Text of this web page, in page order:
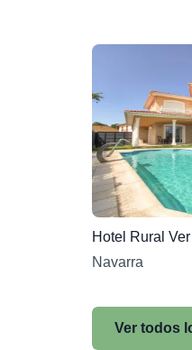
Hotel Rural
Navarra
Ver todos